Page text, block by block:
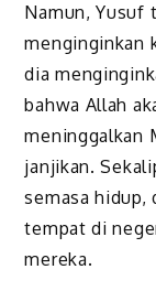
Namun, Yusuf
menginginkan
dia
bahwa Allah
meninggalkan
janjikan.
semasa
tempat di
mereka.